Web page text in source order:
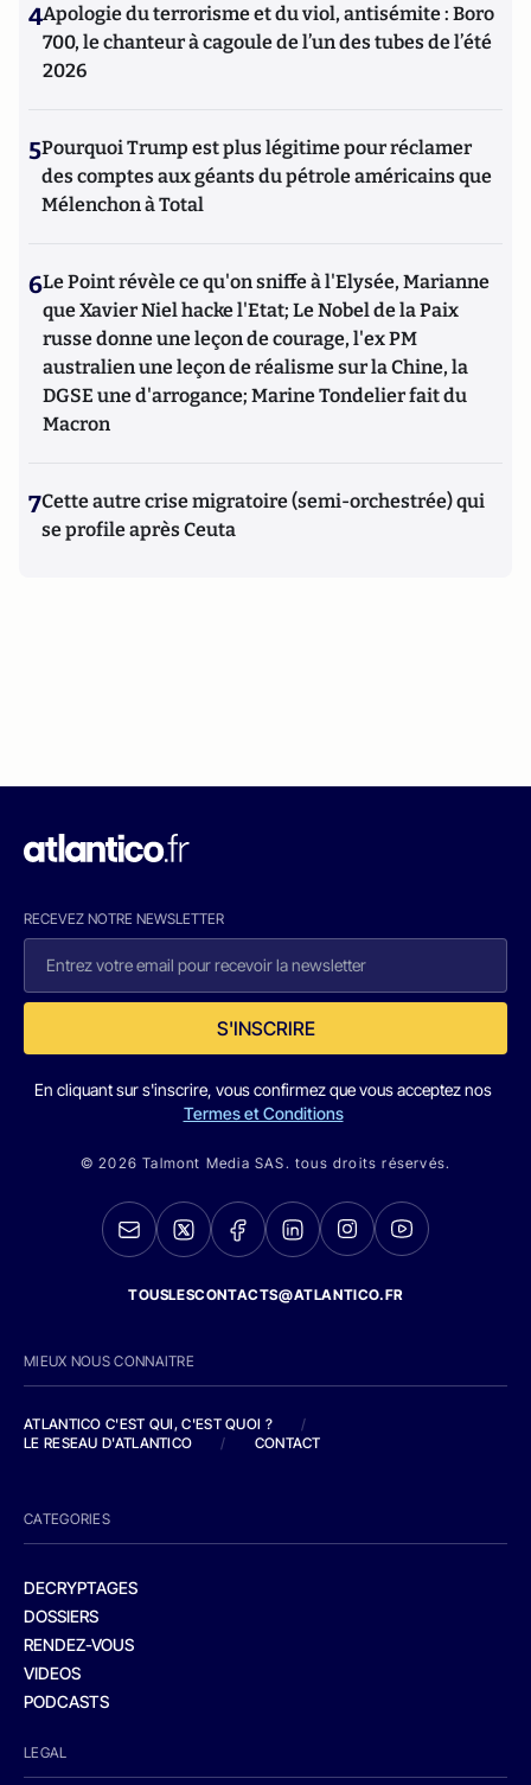
4Apologie du terrorisme et du viol, antisémite : Boro
700, le chanteur à cagoule de l’un des tubes de l’été
2026
5Pourquoi Trump est plus légitime pour réclamer
des comptes aux géants du pétrole américains que
Mélenchon à Total
6Le Point révèle ce qu'on sniffe à l'Elysée, Marianne
que Xavier Niel hacke l'Etat; Le Nobel de la Paix
russe donne une leçon de courage, l'ex PM
australien une leçon de réalisme sur la Chine, la
DGSE une d'arrogance; Marine Tondelier fait du
Macron
7Cette autre crise migratoire (semi-orchestrée) qui
se profile après Ceuta
RECEVEZ NOTRE NEWSLETTER
S'INSCRIRE
En cliquant sur s'inscrire, vous confirmez que vous acceptez nos
Termes et Conditions
© 2026 Talmont Media SAS. tous droits réservés.
TOUSLESCONTACTS@ATLANTICO.FR
MIEUX NOUS CONNAITRE
ATLANTICO C'EST QUI, C'EST QUOI ?
/
LE RESEAU D'ATLANTICO
/ CONTACT
CATEGORIES
DECRYPTAGES
DOSSIERS
RENDEZ-VOUS
VIDEOS
PODCASTS
LEGAL